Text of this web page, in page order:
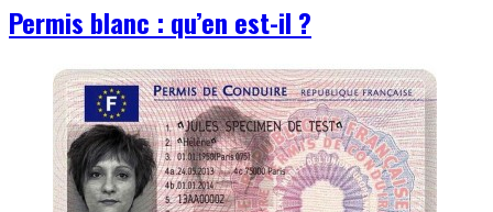
Permis blanc : qu’en est-il ?